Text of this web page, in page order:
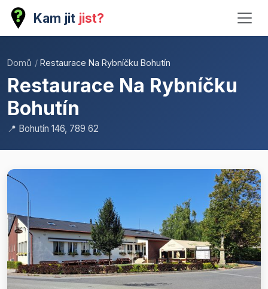
Kam jit jist?
Domů / Restaurace Na Rybníčku Bohutín
Restaurace Na Rybníčku
Bohutín
📍 Bohutín 146, 789 62